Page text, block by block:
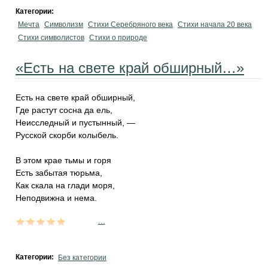
Категории:
Мечта Символизм Стихи Серебряного века Стихи начала 20 века
Стихи символистов Стихи о природе
«Есть на свете край обширный…»
Есть на свете край обширный,
Где растут сосна да ель,
Неисследный и пустынный, —
Русской скорби колыбель.
В этом крае тьмы и горя
Есть забытая тюрьма,
Как скала на глади моря,
Неподвижна и нема.
Категории: Без категории